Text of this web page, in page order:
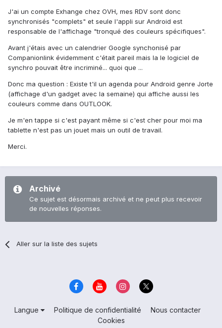
J'ai un compte Exhange chez OVH, mes RDV sont donc
synchronisés "complets" et seule l'appli sur Android est
responsable de l'affichage "tronqué des couleurs spécifiques".
Avant j'étais avec un calendrier Google synchonisé par
Companionlink évidemment c'était pareil mais la le logiciel de
synchro pouvait être incriminé... quoi que ...
Donc ma question : Existe t'il un agenda pour Android genre Jorte
(affichage d'un gadget avec la semaine) qui affiche aussi les
couleurs comme dans OUTLOOK.
Je m'en tappe si c'est payant même si c'est cher pour moi ma
tablette n'est pas un jouet mais un outil de travail.
Merci.
Archivé
Ce sujet est désormais archivé et ne peut plus recevoir
de nouvelles réponses.
Aller sur la liste des sujets
Langue Politique de confidentialité
Nous contacter
Cookies